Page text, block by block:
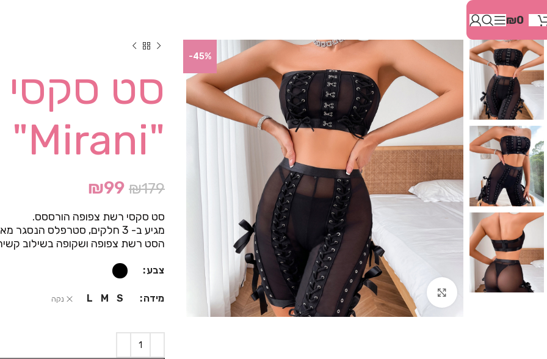
זֶה
מַעֲרֶכֶת
"המרכז
הישראלי
לְהַנְגָּשָׁת
אָתָרִים".
הַמְּסַיַּעַת
לִנְגִישׁוּת
הָאֲתָר.
לִפְתִיחַת
תַּפְרִיט
הֵנְּגִישׁוּת
לְחַץ
ALT+0
₪0
-45%
Click to enlarge
סט סקסי
"Mirani"
₪179
₪99
סט סקסי רשת צפופה הורססס.
מגיע ב- 3 חלקים, סטרפלס הנסגר מאחור בעזרת קרסים, מכנס ותחתון חוטיני.
הסט רשת צפופה ושקופה בשילוב
צבע
מידה S
M
L נקה